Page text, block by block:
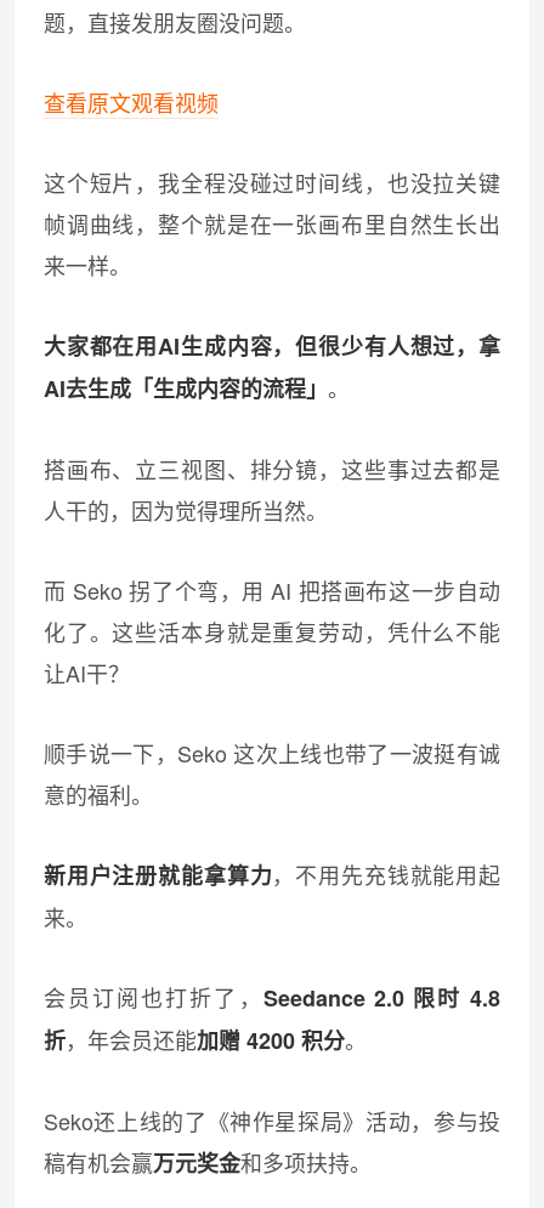
题，直接发朋友圈没问题。
查看原文观看视频
这个短片，我全程没碰过时间线，也没拉关键
帧调曲线，整个就是在一张画布里自然生长出
来一样。
大家都在用AI生成内容，但很少有人想过，拿
AI去生成「生成内容的流程」 。
搭画布、立三视图、排分镜，这些事过去都是
人干的，因为觉得理所当然。
而 Seko 拐了个弯，用 AI 把搭画布这一步自动
化了。这些活本身就是重复劳动，凭什么不能
让AI干？
顺手说一下，Seko 这次上线也带了一波挺有诚
意的福利。
新用户注册就能拿算力，不用先充钱就能用起
来。
会员订阅也打折了， Seedance 2.0 限时 4.8
折，年会员还能加赠 4200 积分。
Seko还上线的了《神作星探局》活动，参与投
稿有机会赢万元奖金和多项扶持。